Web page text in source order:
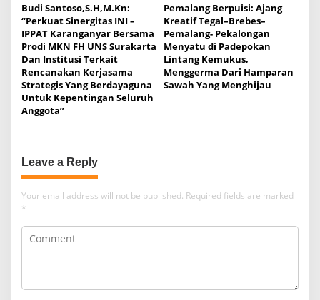
Budi Santoso,S.H,M.Kn:
“Perkuat Sinergitas INI –
IPPAT Karanganyar Bersama
Prodi MKN FH UNS Surakarta
Dan Institusi Terkait
Rencanakan Kerjasama
Strategis Yang Berdayaguna
Untuk Kepentingan Seluruh
Anggota”
Pemalang Berpuisi: Ajang
Kreatif Tegal–Brebes–
Pemalang- Pekalongan
Menyatu di Padepokan
Lintang Kemukus,
Menggerma Dari Hamparan
Sawah Yang Menghijau
Leave a Reply
Your email address will not be published. Required fields are marked
*